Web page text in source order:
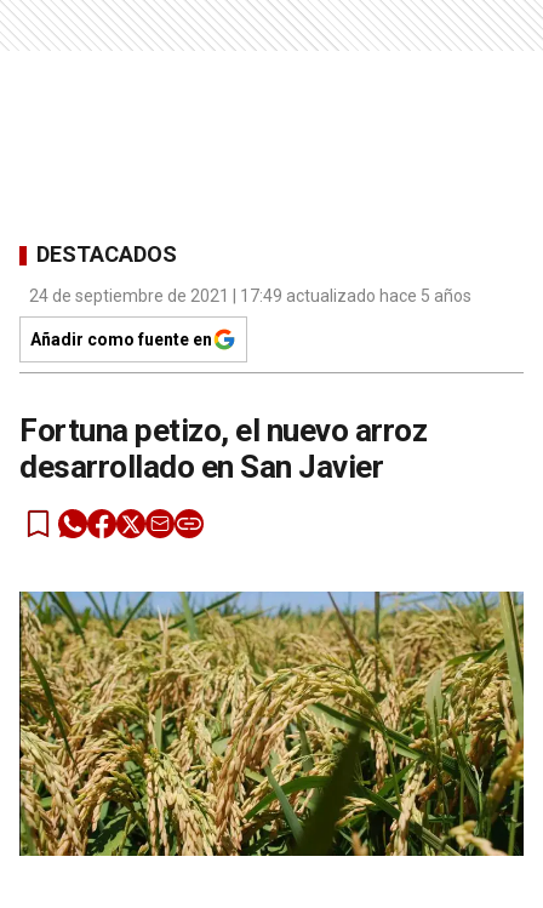
DESTACADOS
24 de septiembre de 2021 | 17:49 actualizado hace 5 años
Añadir como fuente en
Fortuna petizo, el nuevo arroz
desarrollado en San Javier